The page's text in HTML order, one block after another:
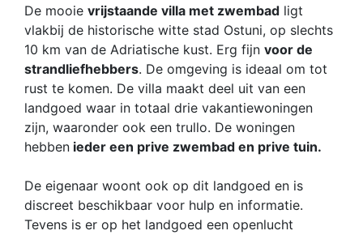
De mooie vrijstaande villa met zwembad ligt
vlakbij de historische witte stad Ostuni, op slechts
10 km van de Adriatische kust. Erg fijn voor de
strandliefhebbers. De omgeving is ideaal om tot
rust te komen. De villa maakt deel uit van een
landgoed waar in totaal drie vakantiewoningen
zijn, waaronder ook een trullo. De woningen
hebben ieder een prive zwembad en prive tuin.
De eigenaar woont ook op dit landgoed en is
discreet beschikbaar voor hulp en informatie.
Tevens is er op het landgoed een openlucht